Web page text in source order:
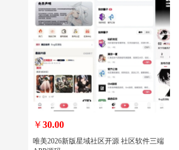
uniapp开发的露营地管理小程序/露营地
预订预约系统/票务预约/活动报名/包安
装
￥30.00
唯美2026新版星域社区开源 社区软件三端